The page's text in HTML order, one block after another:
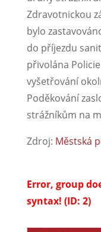
Zdravotnickou
bylo
do příjezdu
přivolána
vyšetřování
Poděkování
strážníkům na
Zdroj: Městská
Error, group
syntax! (ID: 2)